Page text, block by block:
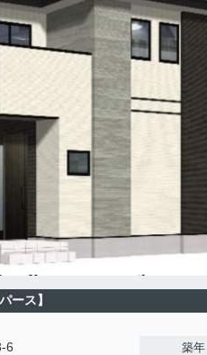
ース】
6 築年